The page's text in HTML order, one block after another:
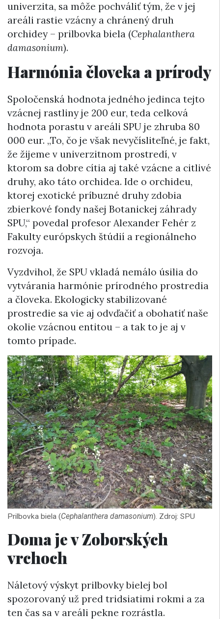
univerzita, sa môže pochváliť tým, že v jej
areáli rastie vzácny a chránený druh
orchidey – prilbovka biela (Cephalanthera
damasonium).
Harmónia človeka a prírody
Spoločenská hodnota jedného jedinca tejto
vzácnej rastliny je 200 eur, teda celková
hodnota porastu v areáli SPU je zhruba 80
000 eur. „To, čo je však nevyčísliteľné, je fakt,
že žijeme v univerzitnom prostredí, v
ktorom sa dobre cítia aj také vzácne a citlivé
druhy, ako táto orchidea. Ide o orchideu,
ktorej exotické príbuzné druhy zdobia
zbierkové fondy našej Botanickej záhrady
SPU,“ povedal profesor Alexander Fehér z
Fakulty európskych štúdií a regionálneho
rozvoja.
Vyzdvihol, že SPU vkladá nemálo úsilia do
vytvárania harmónie prírodného prostredia
a človeka. Ekologicky stabilizované
prostredie sa vie aj odvďačiť a obohatiť naše
okolie vzácnou entitou – a tak to je aj v
tomto prípade.
Prilbovka biela (Cephalanthera damasonium). Zdroj: SPU
Doma je v Zoborských
vrchoch
Náletový výskyt prilbovky bielej bol
spozorovaný už pred tridsiatimi rokmi a za
ten čas sa v areáli pekne rozrástla.